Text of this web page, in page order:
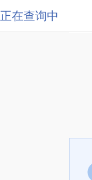
正在查询中